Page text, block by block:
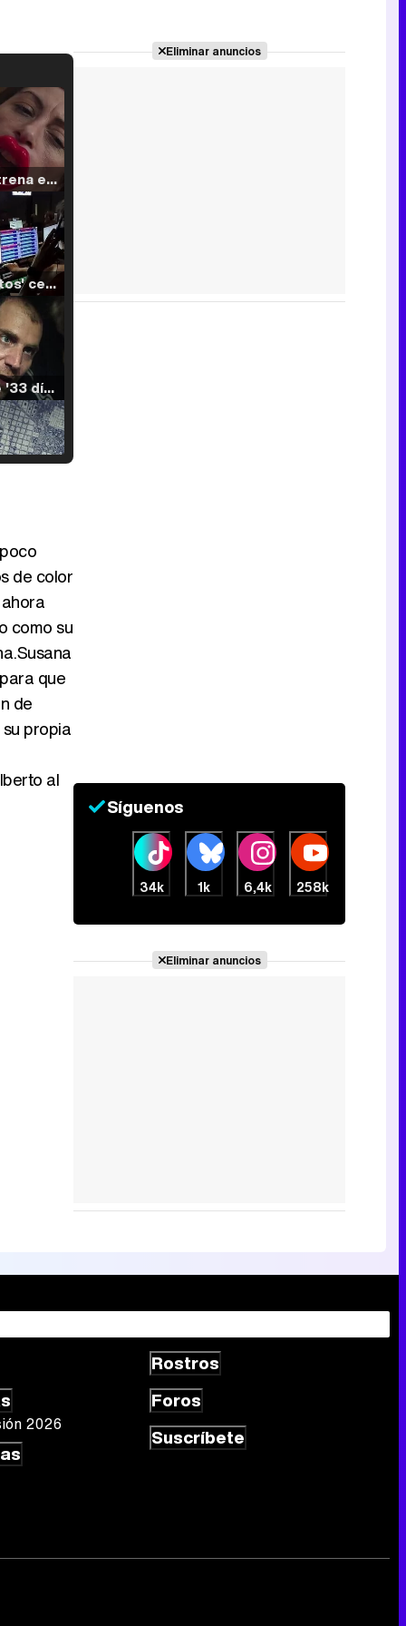
Filmin estrena el tráiler de 'Millennial Mal', su nueva comedia universitaria de la mano de Lorena Iglesias
'120 Minutos' celebra sus 2.000 programas en Telemadrid con un vídeo del día a día en la redacción
Tráiler de '33 días', la nueva serie de Atresplayer con Julián Villagrán y José Manuel Poga
Tráiler de la tercera temporada de 'The Walking Dead: Dead City' de AMC+
de color
como su
que
de
propia
al
Eliminar anuncios
Síguenos
34k 1k 6,4k 258k
Eliminar anuncios
2026
Rostros
Foros
Suscríbete